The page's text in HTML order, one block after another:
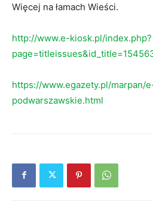
Więcej na łamach Wieści.
http://www.e-kiosk.pl/index.php?
https://www.egazety.pl/marpan/
podwarszawskie.html